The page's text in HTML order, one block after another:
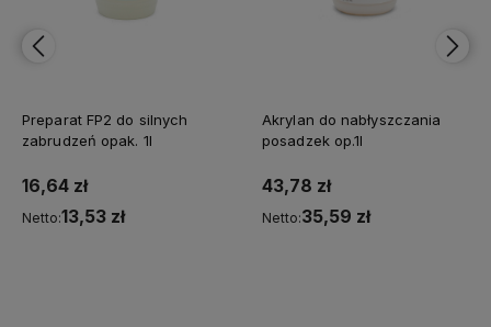
Preparat FP2 do silnych
zabrudzeń opak. 1l
16,64 zł
Netto:13,53 zł
Akrylan do nabłyszczania
posadzek op.1l
43,78 zł
Netto:35,59 zł